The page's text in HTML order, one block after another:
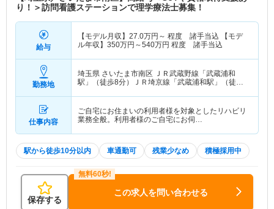
り、地域医療・在宅医療についての豊富な知見と実
として一年を通じて研修医・医学部生・看護学生
（訪問看護含む）等の研修受入れを行っており、教
育研修機関としても多くの実績がございます。 日
本プライマリ・ケア連合学会の埼玉支部の事務局機
能もあり、プライマリケアに関する実践的な知識・
技術を学ぶことが出来ます。
り！＞訪問看護ステーションで理学療法士募集！
給与
【モデル月収】 27.0万円～ 程度 諸手当込 【モデ
ル年収】 350万円～540万円 程度 諸手当込
勤務地
埼玉県 さいたま市南区
ＪＲ武蔵野線「武蔵浦和
駅」（徒歩8分）ＪＲ埼京線「武蔵浦和駅」（徒歩8
仕事内容
ご自宅にお住まいの利用者様を対象としたリハビリ
業務全般。利用者様のご自宅にお伺…
駅から徒歩10分以内 車通勤可 残業少なめ 積極採用中
保存する
この求人を問い合わせる